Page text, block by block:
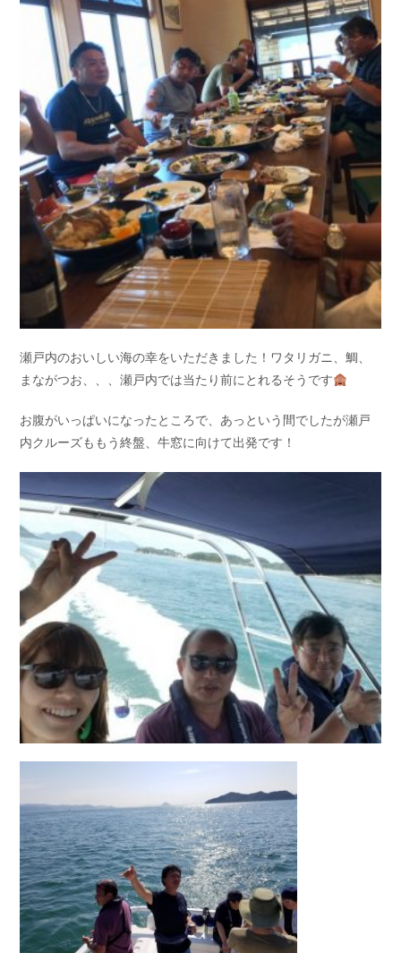
瀬戸内のおいしい海の幸をいただきました！ワタリガニ、鯛、
まながつお、、、瀬戸内では当たり前にとれるそうです
お腹がいっぱいになったところで、あっという間でしたが瀬戸
内クルーズももう終盤、牛窓に向けて出発です！